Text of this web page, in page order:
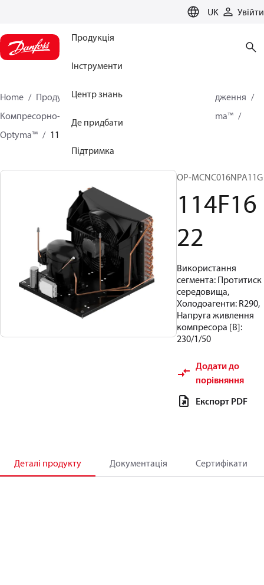
UK Увійти
Продукція
Інструменти
Центр знань
Де придбати
Підтримка
Home Продукція
Кліматичні рішення для охолодження
Компресорно-конденсаторні агрегати
Серія Optyma™
Optyma™
114F1622
OP-MCNC016NPA11G
114F16
22
Використання
сегмента: Протитиск
середовища,
Холодоагенти: R290,
Напруга живлення
компресора [В]:
230/1/50
Додати до
порівняння
Експорт PDF
Деталі продукту Документація Сертифікати